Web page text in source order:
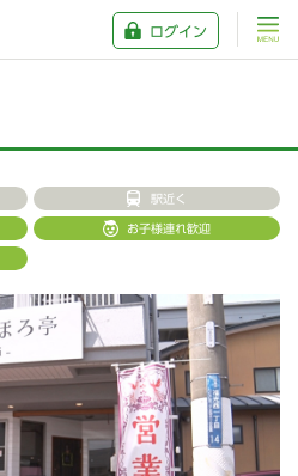
ログイン
駅近く
お子様連れ歓迎